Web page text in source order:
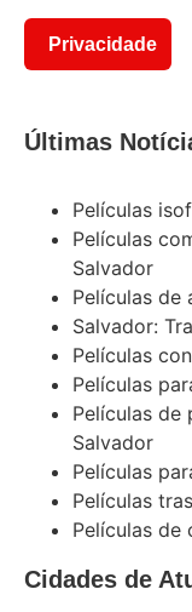
Privacidade
Últimas
Películas
Películas
Salvador
Películas de
Salvador:
Películas
Películas
Películas de
Salvador
Películas
Películas
Películas de
Cidades de